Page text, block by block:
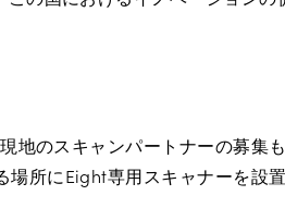
地のスキャンパートナーの募集
所にEight専用スキャナーを設置